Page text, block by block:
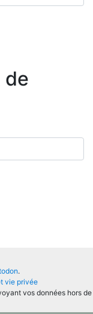
de
.
vie privée
vos données hors de